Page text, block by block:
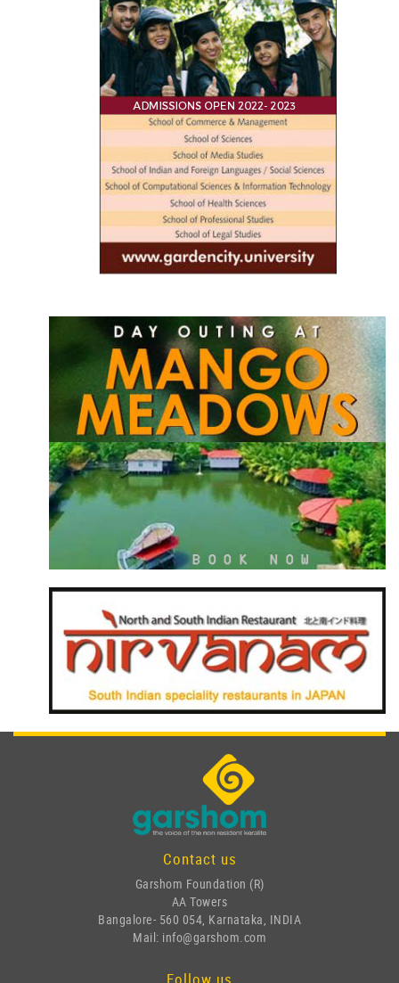
Contact us
Garshom Foundation (R)
AA Towers
Bangalore- 560 054, Karnataka, INDIA
Mail: info@garshom.com